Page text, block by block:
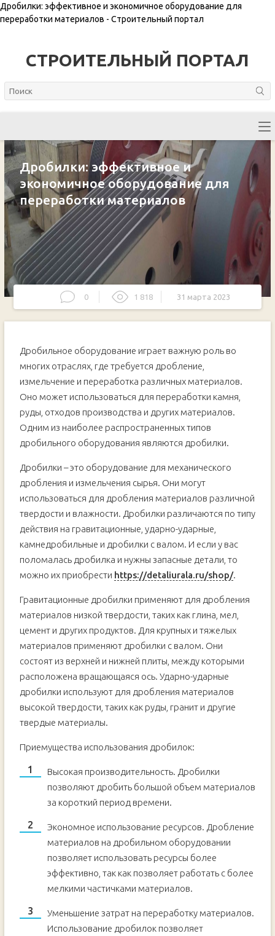
Дробилки: эффективное и экономичное оборудование для
переработки материалов - Строительный портал
СТРОИТЕЛЬНЫЙ ПОРТАЛ
Дробилки: эффективное и
экономичное оборудование для
переработки материалов
0 1 818 31 марта 2023
Дробильное оборудование играет важную роль во
многих отраслях, где требуется дробление,
измельчение и переработка различных материалов.
Оно может использоваться для переработки камня,
руды, отходов производства и других материалов.
Одним из наиболее распространенных типов
дробильного оборудования являются дробилки.
Дробилки – это оборудование для механического
дробления и измельчения сырья. Они могут
использоваться для дробления материалов различной
твердости и влажности. Дробилки различаются по типу
действия на гравитационные, ударно-ударные,
камнедробильные и дробилки с валом. И если у вас
поломалась дробилка и нужны запасные детали, то
можно их приобрести https://detaliurala.ru/shop/.
Гравитационные дробилки применяют для дробления
материалов низкой твердости, таких как глина, мел,
цемент и других продуктов. Для крупных и тяжелых
материалов применяют дробилки с валом. Они
состоят из верхней и нижней плиты, между которыми
расположена вращающаяся ось. Ударно-ударные
дробилки используют для дробления материалов
высокой твердости, таких как руды, гранит и другие
твердые материалы.
Приемущества использования дробилок:
Высокая производительность. Дробилки
позволяют дробить большой объем материалов
за короткий период времени.
Экономное использование ресурсов. Дробление
материалов на дробильном оборудовании
позволяет использовать ресурсы более
эффективно, так как позволяет работать с более
мелкими частичками материалов.
Уменьшение затрат на переработку материалов.
Использование дробилок позволяет